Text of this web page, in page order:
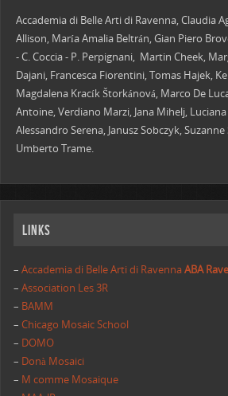
Accademia di Belle Arti di Ravenna, Claudia
Allison, María Amalia Beltrán, Gian Piero
- C. Coccia - P. Perpignani, Martin Cheek,
Dajani, Francesca Fiorentini, Tomas Hajek,
Magdalena Kracík Štorkánová, Marco De
Antoine, Verdiano Marzi, Jana Mihelj,
Alessandro Serena, Janusz Sobczyk,
Umberto Trame.
Links
– Accademia di Belle Arti di RavennaABA
–Association Les 3R
– BAMM
–Chicago Mosaic School
– DOMO
– Donà Mosaici
– M comme Mosaique